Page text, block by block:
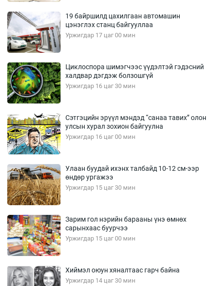
19 байршилд цахилгаан автомашин
цэнэглэх станц байгууллаа
Уржигдар 17 цаг 00 мин
Циклоспора шимэгчээс үүдэлтэй гэдэсний
халдвар дэгдэж болзошгүй
Уржигдар 16 цаг 30 мин
Сэтгэцийн эрүүл мэндэд “санаа тавих” олон
улсын хурал зохион байгуулна
Уржигдар 16 цаг 00 мин
Улаан буудай ихэнх талбайд 10-12 см-ээр
өндөр ургажээ
Уржигдар 15 цаг 30 мин
Зарим гол нэрийн барааны үнэ өмнөх
сарынхаас буурчээ
Уржигдар 15 цаг 00 мин
Хиймэл оюун хяналтаас гарч байна
Уржигдар 14 цаг 30 мин